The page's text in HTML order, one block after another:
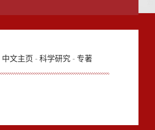
中文主页 -科学研究 - 专著